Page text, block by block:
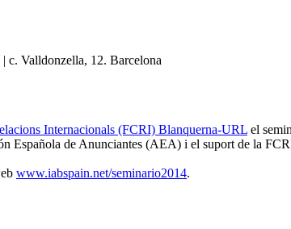
c. Valldonzella, 12. Barcelona
Internacionals (FCRI) Blanquerna-URL el
Española de Anunciantes (AEA) i el suport de la
www.iabspain.net/seminario2014.